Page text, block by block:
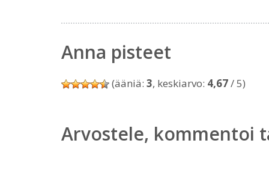
Anna pisteet
(ääniä: 3, keskiarvo: 4,67/ 5)
Arvostele, kommentoi